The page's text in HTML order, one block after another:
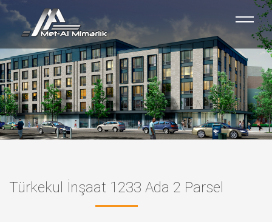
Türkekul İnşaat 1233 Ada 2 Parsel